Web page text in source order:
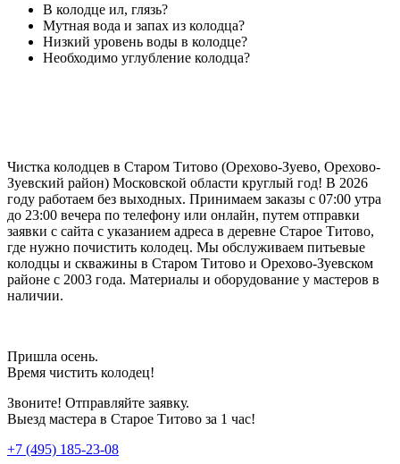
В колодце ил, глязь?
Мутная вода и запах из колодца?
Низкий уровень воды в колодце?
Необходимо углубление колодца?
Чистка колодцев в Старом Титово (Орехово-Зуево, Орехово-
Зуевский район) Московской области круглый год! В 2026
году работаем без выходных. Принимаем заказы с 07:00 утра
до 23:00 вечера по телефону или онлайн, путем отправки
заявки с сайта с указанием адреса в деревне Старое Титово,
где нужно почистить колодец. Мы обслуживаем питьевые
колодцы и скважины в Старом Титово и Орехово-Зуевском
районе с 2003 года. Материалы и оборудование у мастеров в
наличии.
Пришла осень.
Время чистить колодец!
Звоните! Отправляйте заявку.
Выезд мастера в Старое Титово за 1 час!
+7 (495) 185-23-08